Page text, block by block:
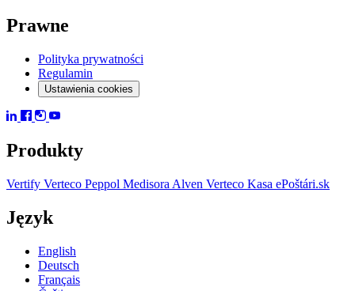
Prawne
Polityka prywatności
Regulamin
Ustawienia cookies
Produkty
Vertify Verteco Peppol Medisora Alven Verteco Kasa ePoštári.sk
Język
English
Deutsch
Français